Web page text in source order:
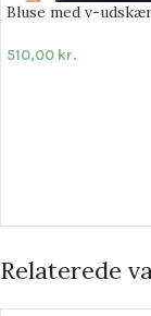
Bluse med v-
510,00 kr.
Relaterede